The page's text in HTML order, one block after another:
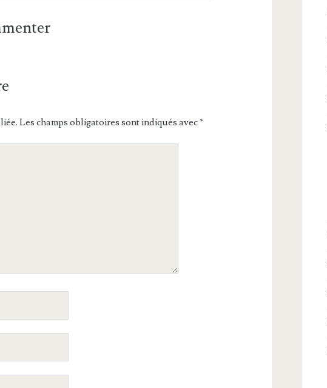
Les champs obligatoires sont indiqués avec*